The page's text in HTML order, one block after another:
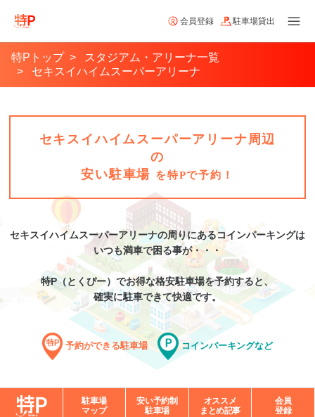
会員登録 駐車場貸出
特Pトップ
スタジアム・アリーナ一覧
セキスイハイムスーパーアリーナ
セキスイハイムスーパーアリーナ周辺
の
安い駐車場 を特Pで予約！
セキスイハイムスーパーアリーナの周りにあるコインパーキングは
いつも満車で困る事が・・・
特P（とくぴー）でお得な格安駐車場を予約すると、
確実に駐車できて快適です。
予約ができる駐車場 コインパーキングなど
駐車場
マップ
安い予約制
駐車場
オススメ
まとめ記事
会員
登録